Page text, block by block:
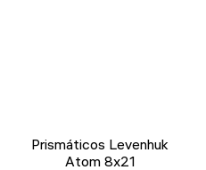
Prismáticos Levenhuk
Atom 8x21